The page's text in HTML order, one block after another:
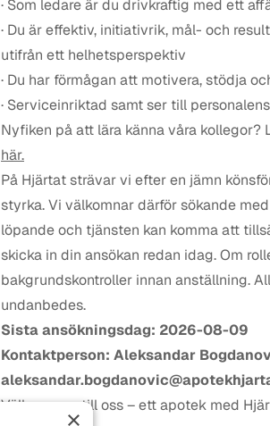
· Som ledare är du drivkraftig med ett
· Du är effektiv, initiativrik, mål- och
utifrån ett helhetsperspektiv
· Du har förmågan att motivera, stödja
· Serviceinriktad samt ser till
Nyfiken på att lära känna våra kollegor?
här.
På Hjärtat strävar vi efter en jämn
styrka. Vi välkomnar därför sökande
löpande och tjänsten kan komma att
skicka in din ansökan redan idag. Om
bakgrundskontroller innan anställning.
undanbedes.
Sista ansökningsdag: 2026-08-09
Kontaktperson: Aleksandar
Välkommen till oss – ett apotek med
×